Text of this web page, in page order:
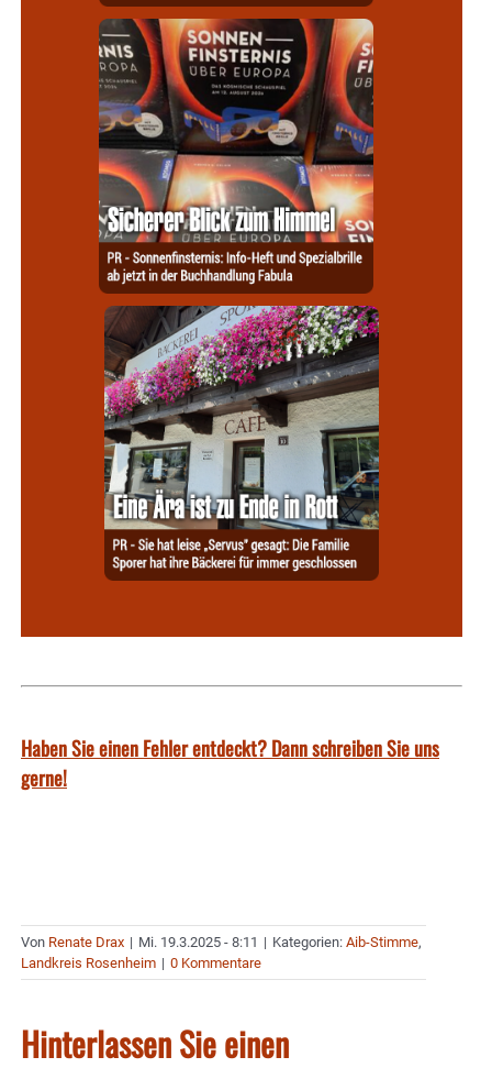
Haben Sie einen Fehler entdeckt? Dann schreiben Sie uns
gerne!
Von Renate Drax | Mi. 19.3.2025 - 8:11 | Kategorien: Aib-Stimme,
Landkreis Rosenheim | 0 Kommentare
Hinterlassen Sie einen